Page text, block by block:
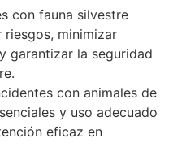
con fauna silvestre
minimizar
garantizar la seguridad
con animales de
y uso adecuado
eficaz en